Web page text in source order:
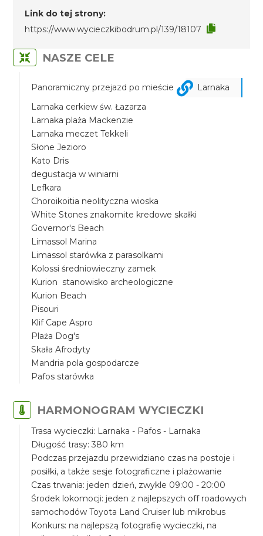
Link do tej strony:
https://www.wycieczkibodrum.pl/139/18107
NASZE CELE
Panoramiczny przejazd po mieście
Larnaka
Larnaka cerkiew św. Łazarza
Larnaka plaża Mackenzie
Larnaka meczet Tekkeli
Słone Jezioro
Kato Dris
degustacja w winiarni
Lefkara
Choroikoitia neolityczna wioska
White Stones znakomite kredowe skałki
Governor's Beach
Limassol Marina
Limassol starówka z parasolkami
Kolossi średniowieczny zamek
Kurion stanowisko archeologiczne
Kurion Beach
Pisouri
Klif Cape Aspro
Plaża Dog's
Skała Afrodyty
Mandria pola gospodarcze
Pafos starówka
HARMONOGRAM WYCIECZKI
Trasa wycieczki: Larnaka - Pafos - Larnaka
Długość trasy: 380 km
Podczas przejazdu przewidziano czas na postoje i
posiłki, a także sesje fotograficzne i plażowanie
Czas trwania: jeden dzień, zwykle 09:00 - 20:00
Środek lokomocji: jeden z najlepszych off roadowych
samochodów Toyota Land Cruiser lub mikrobus
Konkurs: na najlepszą fotografię wycieczki, na